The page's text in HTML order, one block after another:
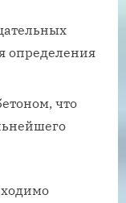
определения
что